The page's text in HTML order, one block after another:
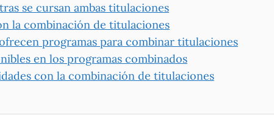
se cursan ambas titulaciones
la combinación de titulaciones
programas para combinar titulaciones
en los programas combinados
con la combinación de titulaciones